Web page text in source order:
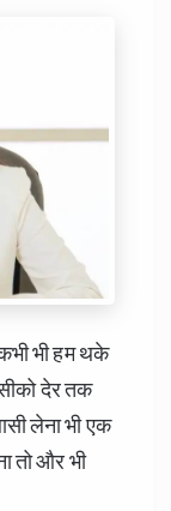
भी हम थके
देर तक
लेना भी एक
तो और भी